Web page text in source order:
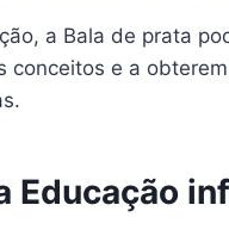
a Bala de prata
conceitos e a
Educação